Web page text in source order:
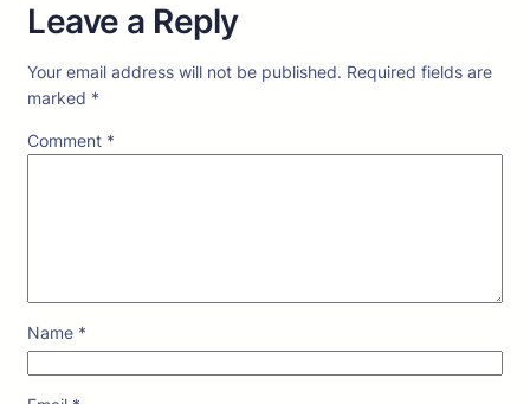
Leave a Reply
Your email address will not be published. Required fields are
marked *
Comment *
Name *